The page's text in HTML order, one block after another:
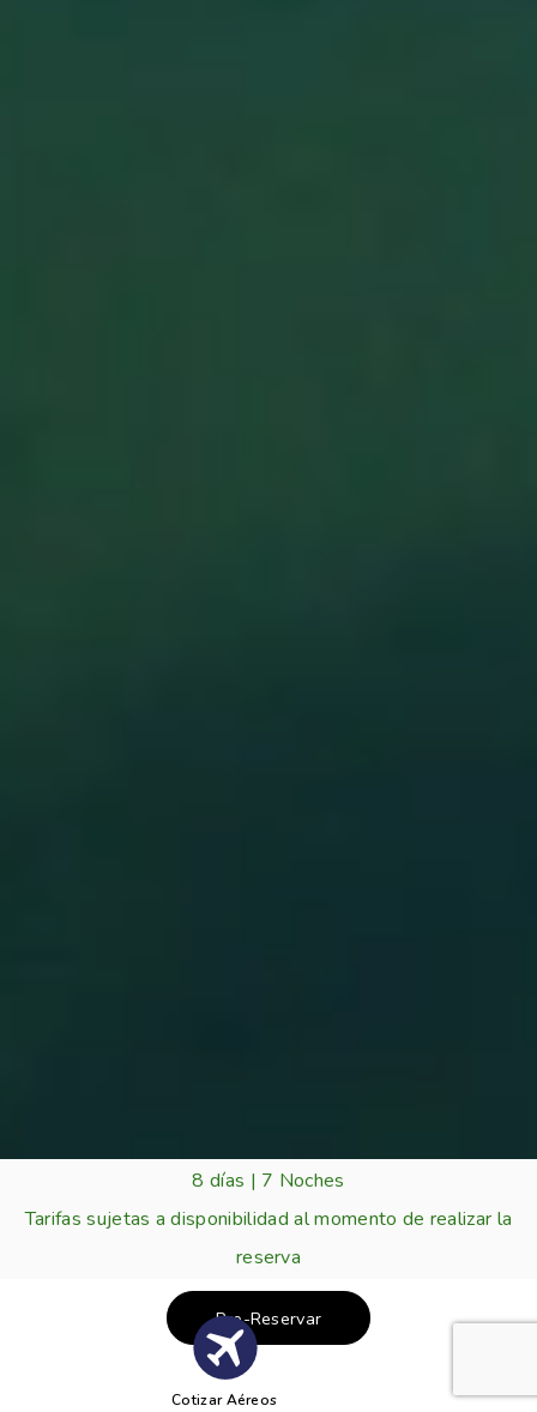
Cotizar Aéreos
8 días | 7 Noches
Tarifas sujetas a disponibilidad al momento de realizar la
reserva
Pre-Reservar